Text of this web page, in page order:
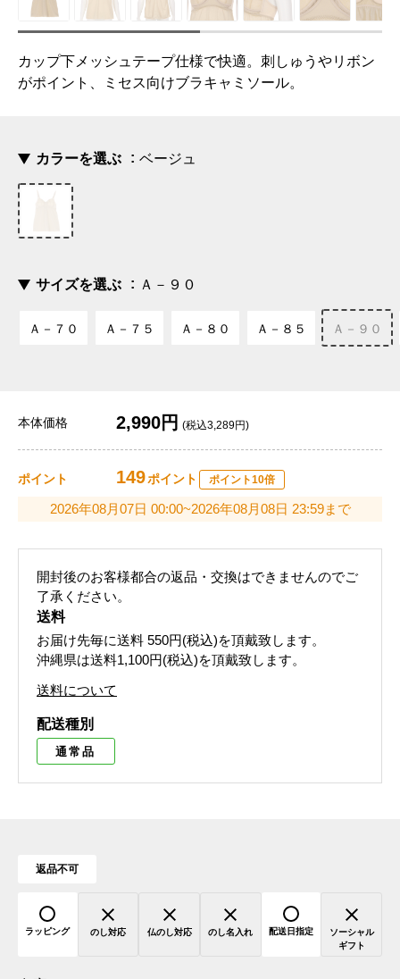
カップ下メッシュテープ仕様で快適。刺しゅうやリボン
がポイント、ミセス向けブラキャミソール。
カラーを選ぶ ベージュ
サイズを選ぶ Ａ－９０
Ａ－７０ Ａ－７５ Ａ－８０ Ａ－８５ Ａ－９０
本体価格 2,990円 (税込3,289円)
ポイント 149ポイント ポイント10倍
2026年08月07日 00:00~2026年08月08日 23:59まで
開封後のお客様都合の返品・交換はできませんのでご
了承ください。
送料
お届け先毎に送料 550円(税込)を頂戴致します。
沖縄県は送料1,100円(税込)を頂戴致します。
送料について
配送種別
通常品
返品不可
ラッピング のし対応 仏のし対応 のし名入れ 配送日指定
ソーシャル
ギフト